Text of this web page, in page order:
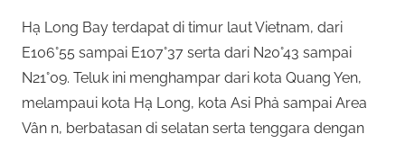
Hạ Long Bay terdapat di timur laut Vietnam, dari
E106°55 sampai E107°37 serta dari N20°43 sampai
N21°09. Teluk ini menghampar dari kota Quang Yen,
melampaui kota Hạ Long, kota Asi Phả sampai Area
Vân n, berbatasan di selatan serta tenggara dengan